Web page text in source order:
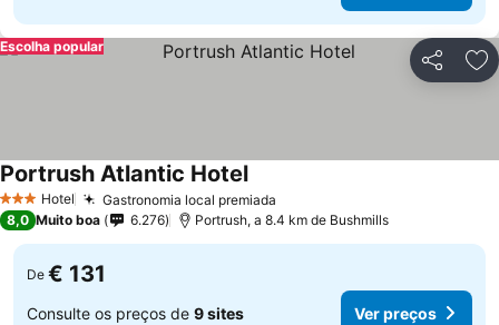
Partilhar
Escolha popular
3 EstrelasHotel Gastronomia local premiada
Portrush Atlantic HotelVer preços
8,0 Muito boa 6.276 Portrush, a 8.4 km de Bushmills
De € 131
Consulte os preços de 9 sites Ver preços